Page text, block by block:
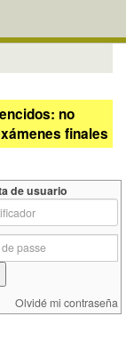
no
finales
de usuario
Olvidé mi contraseña